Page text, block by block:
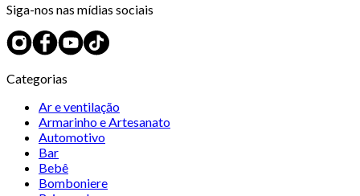
Siga-nos nas mídias sociais
Categorias
Ar e ventilação
Armarinho e Artesanato
Automotivo
Bar
Bebê
Bomboniere